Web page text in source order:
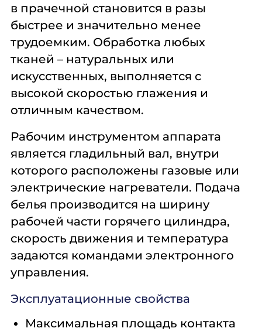
в прачечной становится в разы
быстрее и значительно менее
трудоемким. Обработка любых
тканей – натуральных или
искусственных, выполняется с
высокой скоростью глажения и
отличным качеством.
Рабочим инструментом аппарата
является гладильный вал, внутри
которого расположены газовые или
электрические нагреватели. Подача
белья производится на ширину
рабочей части горячего цилиндра,
скорость движения и температура
задаются командами электронного
управления.
Эксплуатационные свойства
Максимальная площадь контакта